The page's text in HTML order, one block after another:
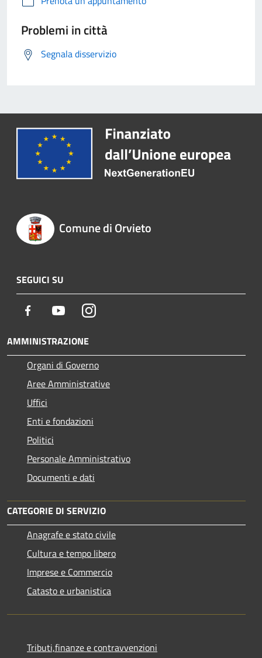
Problemi in città
Segnala disservizio
Comune di Orvieto
SEGUICI SU
Facebook YoutubeInstagram
AMMINISTRAZIONE
Organi di Governo
Aree Amministrative
Uffici
Enti e fondazioni
Politici
Personale Amministrativo
Documenti e dati
CATEGORIE DI SERVIZIO
Anagrafe e stato civile
Cultura e tempo libero
Imprese e Commercio
Catasto e urbanistica
Tributi,finanze e contravvenzioni